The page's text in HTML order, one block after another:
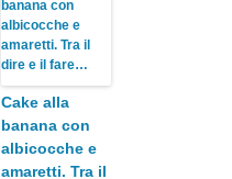
Cake alla
banana con
albicocche e
amaretti. Tra il